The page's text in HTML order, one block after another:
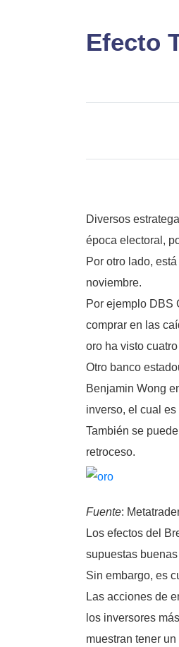
Efecto
Diversos
época electoral,
Por otro lado,
noviembre.
Por ejemplo DBS
comprar en las
oro ha visto
Otro banco
Benjamin Wong
inverso, el cual
También se
retroceso.
Fuente:
Los efectos del
supuestas
Sin embargo, es
Las acciones de
los inversores
muestran tener